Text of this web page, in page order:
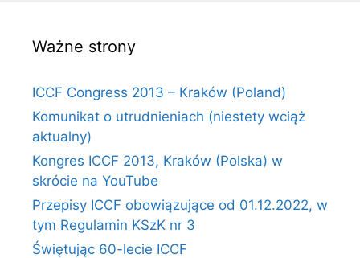
Ważne strony
ICCF Congress 2013 – Kraków (Poland)
Komunikat o utrudnieniach (niestety wciąż
aktualny)
Kongres ICCF 2013, Kraków (Polska) w
skrócie na YouTube
Przepisy ICCF obowiązujące od 01.12.2022, w
tym Regulamin KSzK nr 3
Świętując 60-lecie ICCF